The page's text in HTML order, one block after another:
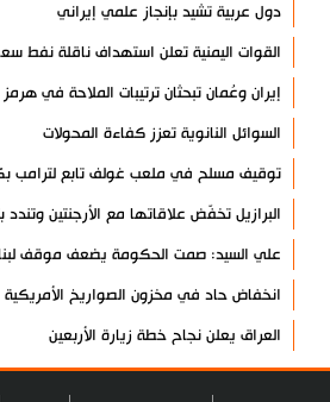
دول عربية تشيد بإنجاز علمي إيراني
القوات اليمنية تعلن استهداف ناقلة نفط
إيران وعُمان تبحثان ترتيبات الملاحة في هرمز
السوائل النانوية تعزز كفاءة المحولات
توقيف مسلح في ملعب غولف تابع لترامب
البرازيل تخفّض علاقاتها مع الأرجنتين
علي السيد: صمت الحكومة يضعف موقف
انخفاض حاد في مخزون الصواريخ الأمريكية
العراق يعلن نجاح خطة زيارة الأربعين
رضائي: إيران جاهزة للدفاع عن سيادتها